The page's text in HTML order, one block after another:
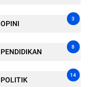
OPINI
3
PENDIDIKAN
8
POLITIK
14